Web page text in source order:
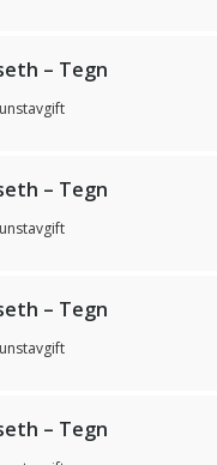
– Tegn
– Tegn
– Tegn
– Tegn